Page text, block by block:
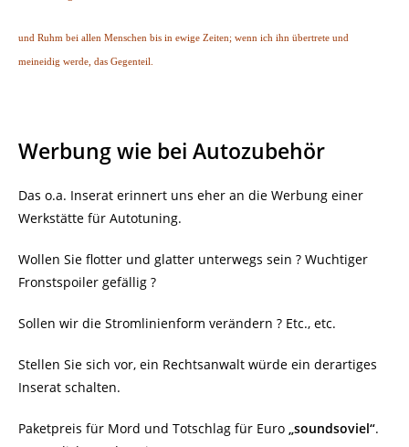
und Ruhm bei allen Menschen bis in ewige Zeiten; wenn ich ihn übertrete und
meineidig werde, das Gegenteil.
Werbung wie bei Autozubehör
Das o.a. Inserat erinnert uns eher an die Werbung einer
Werkstätte für Autotuning.
Wollen Sie flotter und glatter unterwegs sein ? Wuchtiger
Fronstspoiler gefällig ?
Sollen wir die Stromlinienform verändern ? Etc., etc.
Stellen Sie sich vor, ein Rechtsanwalt würde ein derartiges
Inserat schalten.
Paketpreis für Mord und Totschlag für Euro „soundsoviel“.